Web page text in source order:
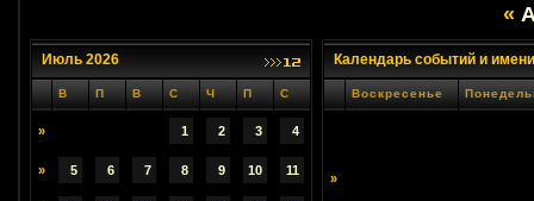
«
Июль 2026
В П В С Ч П С
» 1 2 3 4
» 5 6 7 8 9 10 11
Календарь событий и
Воскресенье
»